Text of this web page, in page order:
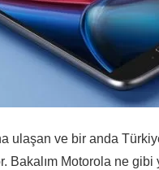
ulaşan ve bir anda
Bakalım Motorola ne